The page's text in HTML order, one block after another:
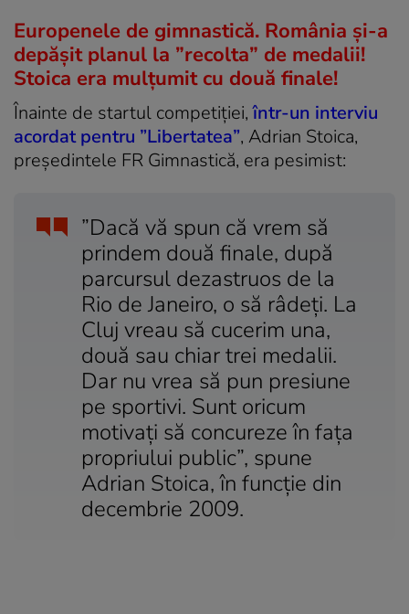
Europenele de gimnastică. România și-a
depășit planul la ”recolta” de medalii!
Stoica era mulțumit cu două finale!
Înainte de startul competiției,într-un interviu
acordat pentru ”Libertatea”, Adrian Stoica,
președintele FR Gimnastică, era pesimist:
”Dacă vă spun că vrem să
prindem două finale, după
parcursul dezastruos de la
Rio de Janeiro, o să râdeți. La
Cluj vreau să cucerim una,
două sau chiar trei medalii.
Dar nu vrea să pun presiune
pe sportivi. Sunt oricum
motivați să concureze în fața
propriului public”, spune
Adrian Stoica, în funcție din
decembrie 2009.